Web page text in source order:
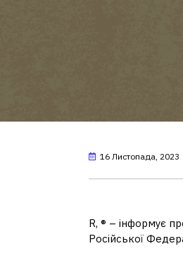
16 Листопада, 2023
R, ® – інформує
Російської